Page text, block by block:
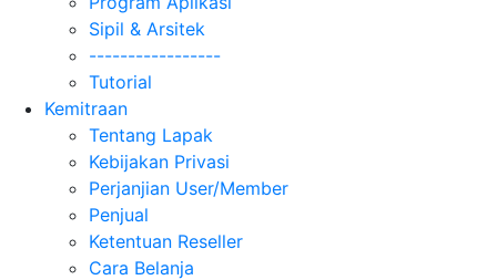
Sipil & Arsitek
-----------------
Tutorial
Kemitraan
Tentang Lapak
Kebijakan Privasi
Perjanjian User/Member
Penjual
Ketentuan Reseller
Cara Belanja